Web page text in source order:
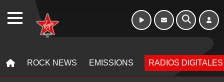
ROCK NEWS EMISSIONS RADIOS DIGITALES
WEBRADIO